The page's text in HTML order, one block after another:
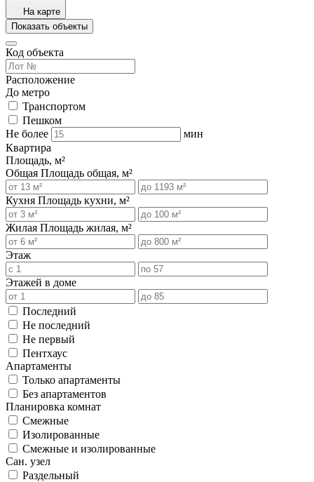
На карте
Показать объекты
Код объекта
Расположение
До метро
Транспортом
Пешком
Не более
мин
Квартира
Площадь, м²
Общая Площадь общая, м²
Кухня Площадь кухни, м²
Жилая Площадь жилая, м²
Этаж
Этажей в доме
Последний
Не последний
Не первый
Пентхаус
Апартаменты
Только апартаменты
Без апартаментов
Планировка комнат
Смежные
Изолированные
Смежные и изолированные
Сан. узел
Раздельный